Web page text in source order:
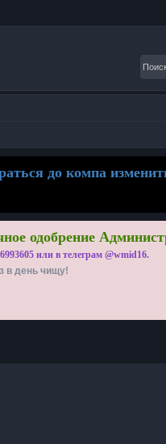
до компа
одобрение
или в телеграм @wmid16.
в день чищу!